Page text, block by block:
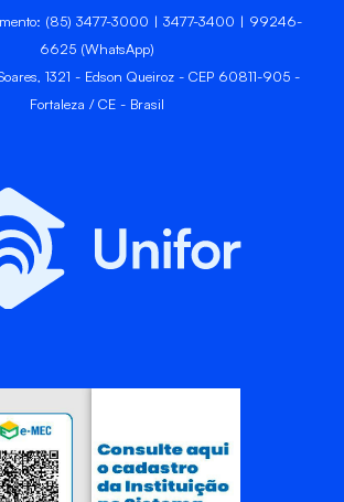
(85) 3477-3000 | 3477-3400 | 99246-
6625 (WhatsApp)
1321 - Edson Queiroz - CEP 60811-905 -
Fortaleza / CE - Brasil